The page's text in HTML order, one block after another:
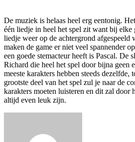
De muziek is helaas heel erg eentonig.
één liedje in heel het spel zit want bij elke
liedje weer op de achtergrond afgespeeld
maken de game er niet veel spannender
een goede stemacteur heeft is Pascal. De
Richard die heel het spel door bijna geen
meeste karakters hebben steeds dezelfde,
grootste deel van het spel zul je naar de
karakters moeten luisteren en dit zal door
altijd even leuk zijn.